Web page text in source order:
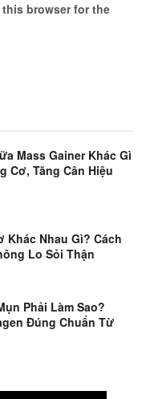
this browser for the
Mass Gainer Khác Gì
Cơ, Tăng Cân Hiệu
Khác Nhau Gì? Cách
Lo Sỏi Thận
Phải Làm Sao?
Đúng Chuẩn Từ